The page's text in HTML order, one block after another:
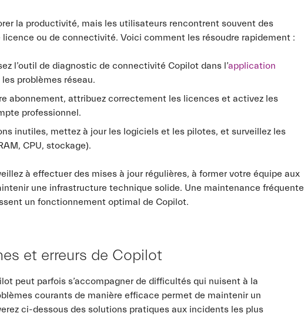
la productivité, mais les utilisateurs rencontrent souvent des
licence ou de connectivité. Voici comment les résoudre rapidement :
l’outil de diagnostic de connectivité Copilot dans l’application
problèmes réseau.
abonnement, attribuez correctement les licences et activez les
professionnel.
inutiles, mettez à jour les logiciels et les pilotes, et surveillez les
CPU, stockage).
à effectuer des mises à jour régulières, à former votre équipe aux
une infrastructure technique solide. Une maintenance fréquente
un fonctionnement optimal de Copilot.
et erreurs de Copilot
peut parfois s’accompagner de difficultés qui nuisent à la
courants de manière efficace permet de maintenir un
ci-dessous des solutions pratiques aux incidents les plus